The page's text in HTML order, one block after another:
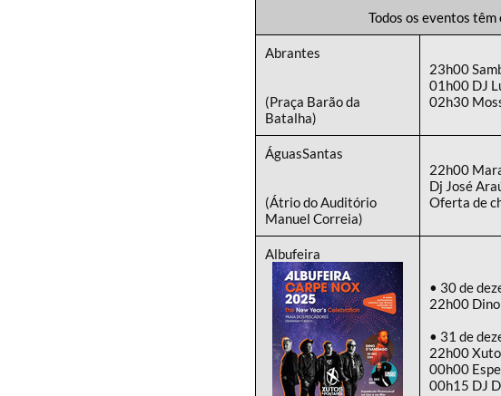
Todos os eventos
Abrantes
(Praça Barão da
Batalha)
23h00
01h00 DJ
02h30
ÁguasSantas
(Átrio do Auditório
Manuel Correia)
22h00
Dj José
Oferta de
Albufeira
• 30 de
22h00
• 31 de
22h00
00h00
00h15 DJ